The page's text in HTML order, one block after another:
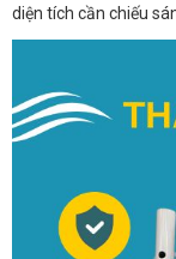
diện tích cần chiếu